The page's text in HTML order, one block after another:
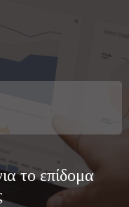
το επίδομα